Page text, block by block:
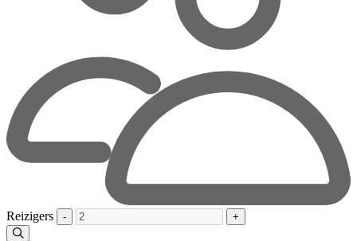
Reizigers - +